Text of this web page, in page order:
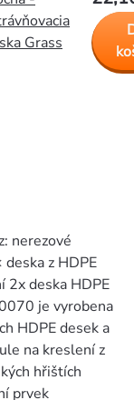
Grass
nerezové
z HDPE
2x deska HDPE
je vyrobena
HDPE desek a
na kreslení z
hřištích
prvek